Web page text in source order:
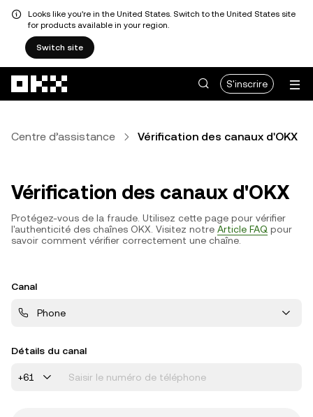
Looks like you're in the United States. Switch to the United States site
for products available in your region.
Switch site
S'inscrire
Centre d’assistance Vérification des canaux d'OKX
Vérification des canaux d'OKX
Protégez-vous de la fraude. Utilisez cette page pour vérifier
l'authenticité des chaînes OKX. Visitez notre Article FAQ pour
savoir comment vérifier correctement une chaîne.
Canal
Phone
Détails du canal
+61